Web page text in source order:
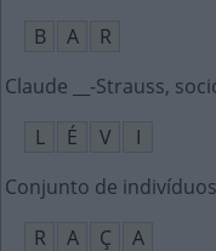
B
A
R
Claude __-Strauss,
L
É V
I
Conjunto de
R
A Ç
A